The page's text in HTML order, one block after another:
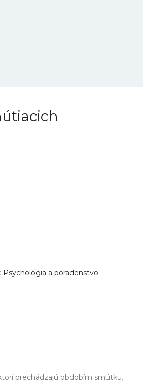
Psychológia a poradenstvo
prechádzajú obdobím smútku.